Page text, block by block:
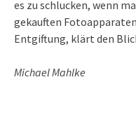
es zu schlucken, wenn
gekauften
Entgiftung, klärt den
Michael Mahlke